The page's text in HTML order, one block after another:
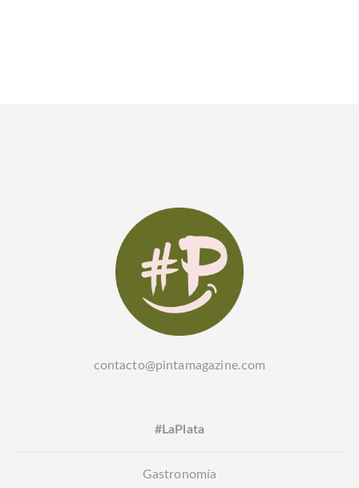
contacto@pintamagazine.com
#LaPlata
Gastronomía